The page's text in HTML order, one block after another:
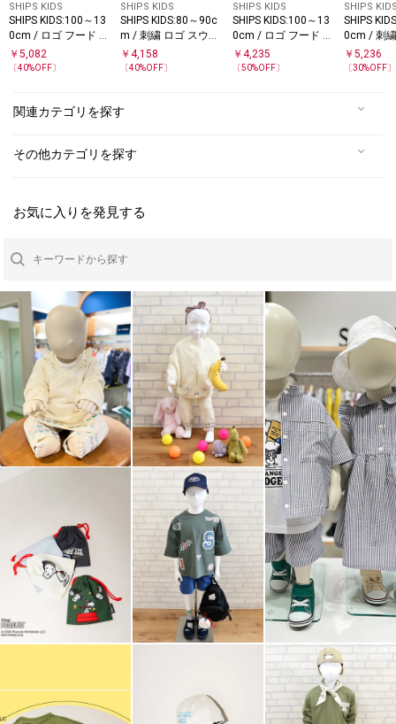
SHIPS KIDS
SHIPS KIDS:100～13
0cm / ロゴ フード ジ
ップ パーカ
￥ 5,082
〔40%OFF〕
SHIPS KIDS
SHIPS KIDS:80～90c
m / 刺繍 ロゴ スウェ
ット
￥4,158
〔40%OFF〕
SHIPS KIDS
SHIPS KIDS:100～13
0cm / ロゴ フード ジ
ップ パーカー
￥ 4,235
〔50%OFF〕
SHIPS
SHIPS
0cm / 刺
ラン スウ
￥5,236
〔30%OFF〕
関連カテゴリを探す
その他カテゴリを探す
お気に入りを発見する